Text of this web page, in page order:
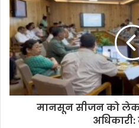
मानसून सीजन को
अधिकारी: